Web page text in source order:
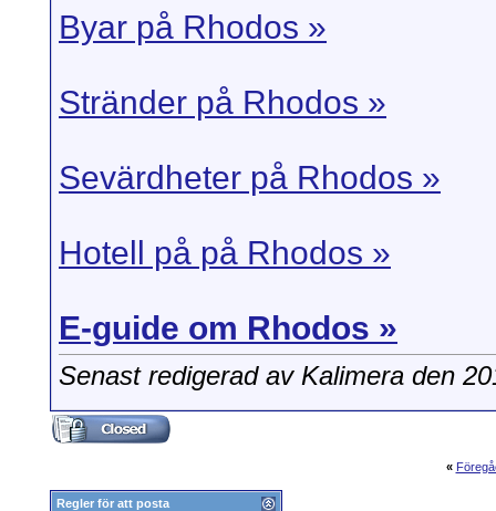
Byar på Rhodos »
Stränder på Rhodos »
Sevärdheter på Rhodos »
Hotell på på Rhodos »
E-guide om Rhodos »
Senast redigerad av Kalimera den
«
Regler för att posta